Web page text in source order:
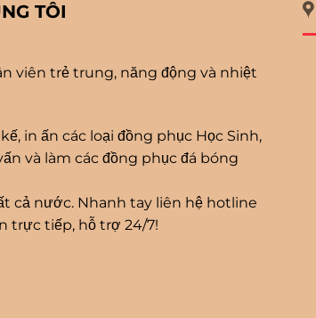
TÔI
in ấn các loại đồng phục Học Sinh,
và làm các đồng phục đá bóng
cả nước. Nhanh tay liên hệ hotline
trực tiếp, hỗ trợ 24/7!